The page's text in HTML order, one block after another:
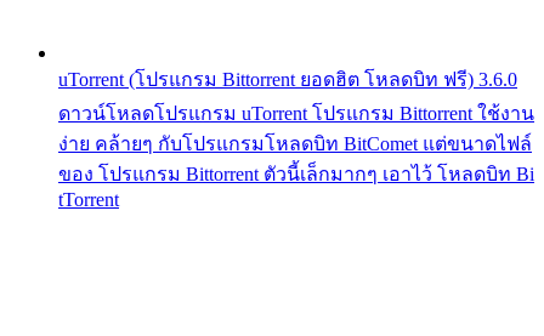
uTorrent (โปรแกรม Bittorrent ยอดฮิต โหลดบิท ฟรี) 3.6.0
ดาวน์โหลดโปรแกรม uTorrent โปรแกรม Bittorrent ใช้งาน
ง่าย คล้ายๆ กับโปรแกรมโหลดบิท BitComet แต่ขนาดไฟล์
ของ โปรแกรม Bittorrent ตัวนี้เล็กมากๆ เอาไว้ โหลดบิท Bi
tTorrent